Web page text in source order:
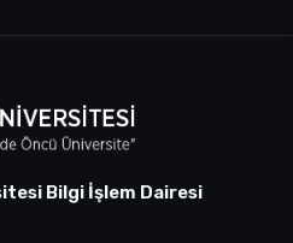
Bilgi İşlem Dairesi